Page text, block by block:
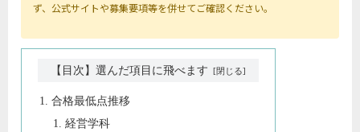
ず、公式サイトや募集要項等を併せてご確認ください。
【目次】選んだ項目に飛べます
合格最低点推移
経営学科